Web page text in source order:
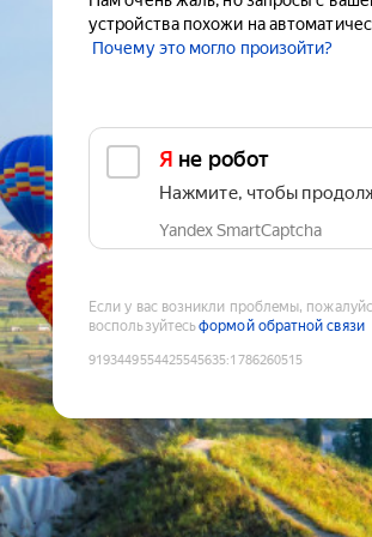
устройства похожи на
Почему это могло произойти?
Я не робот
Нажмите, чтобы
Yandex SmartCaptcha
Если у вас возникли проблемы,
воспользуйтесьформой обратной связи
9193449554425545635:1786260515